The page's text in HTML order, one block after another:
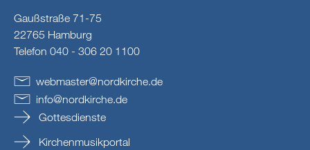
Gaußstraße 71-75
22765 Hamburg
Telefon 040 - 306 20 1100
webmaster@nordkirche.de
info@nordkirche.de
Gottesdienste
Kirchenmusikportal